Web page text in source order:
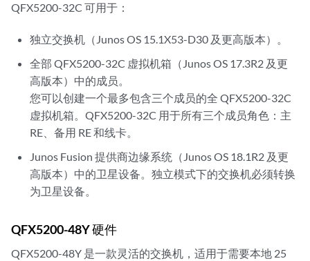
QFX5200-32C 可用于：
独立交换机（Junos OS 15.1X53-D30 及更高版本）。
全部 QFX5200-32C 虚拟机箱（Junos OS 17.3R2 及更
高版本）中的成员。
您可以创建一个最多包含三个成员的全 QFX5200-32C
虚拟机箱。QFX5200-32C 用于所有三个成员角色：主
RE、备用 RE 和线卡。
Junos Fusion 提供商边缘系统（Junos OS 18.1R2 及更
高版本）中的卫星设备。独立模式下的交换机必须转换
为卫星设备。
QFX5200-48Y 硬件
QFX5200-48Y 是一款灵活的交换机，适用于需要本地 25